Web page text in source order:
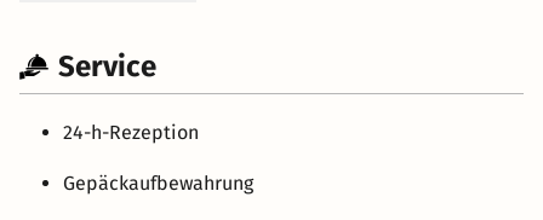
Service
24-h-Rezeption
Gepäckaufbewahrung